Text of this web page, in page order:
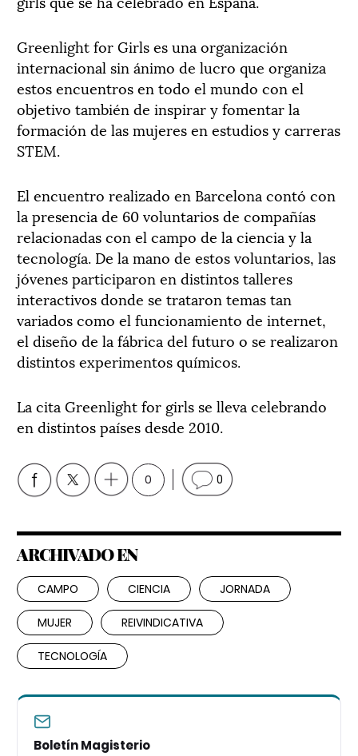
Greenlight for Girls es una organización
internacional sin ánimo de lucro que organiza
estos encuentros en todo el mundo con el
objetivo también de inspirar y fomentar la
formación de las mujeres en estudios y carreras
STEM.
El encuentro realizado en Barcelona contó con
la presencia de 60 voluntarios de compañías
relacionadas con el campo de la ciencia y la
tecnología. De la mano de estos voluntarios, las
jóvenes participaron en distintos talleres
interactivos donde se trataron temas tan
variados como el funcionamiento de internet,
el diseño de la fábrica del futuro o se realizaron
distintos experimentos químicos.
La cita Greenlight for girls se lleva celebrando
en distintos países desde 2010.
0 0
ARCHIVADO EN
CAMPO CIENCIA JORNADA
MUJER REIVINDICATIVA
TECNOLOGÍA
Boletín Magisterio